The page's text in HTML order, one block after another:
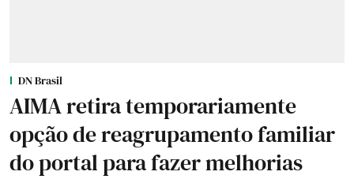
DN Brasil
AIMA retira temporariamente
opção de reagrupamento familiar
do portal para fazer melhorias